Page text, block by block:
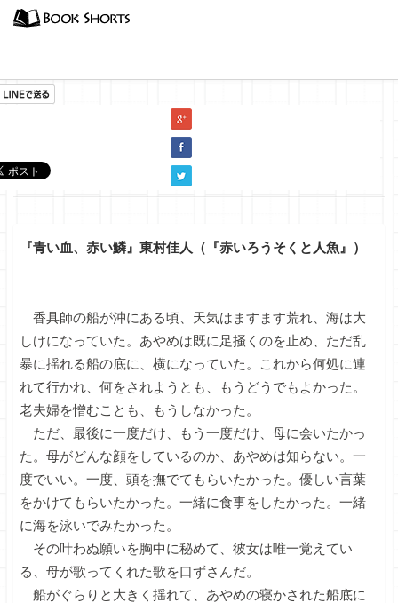
『青い血、赤い鱗』東村佳人（『赤いろうそくと人魚』）
香具師の船が沖にある頃、天気はますます荒れ、海は大
しけになっていた。あやめは既に足掻くのを止め、ただ乱
暴に揺れる船の底に、横になっていた。これから何処に連
れて行かれ、何をされようとも、もうどうでもよかった。
老夫婦を憎むことも、もうしなかった。
ただ、最後に一度だけ、もう一度だけ、母に会いたかっ
た。母がどんな顔をしているのか、あやめは知らない。一
度でいい。一度、頭を撫でてもらいたかった。優しい言葉
をかけてもらいたかった。一緒に食事をしたかった。一緒
に海を泳いでみたかった。
その叶わぬ願いを胸中に秘めて、彼女は唯一覚えてい
る、母が歌ってくれた歌を口ずさんだ。
船がぐらりと大きく揺れて、あやめの寝かされた船底に